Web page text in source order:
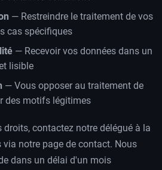
— Restreindre le traitement de vos
cas spécifiques
— Recevoir vos données dans un
lisible
— Vous opposer au traitement de
des motifs légitimes
droits, contactez notre délégué à la
notre page de contact. Nous
dans un délai d'un mois